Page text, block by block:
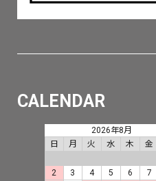
CALENDAR
2026年8月
日
月 火 水 木 金
2
3 4 5 6 7